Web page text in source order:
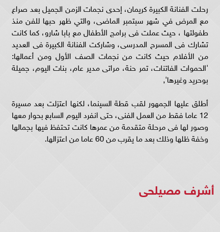
رحلت الفنانة الكبيرة كريمان، إحدى نجمات الزمن الجميل بعد صراع
مع المرض في شهر سبتمبر الماضى، والتي ظهر حبها للفن منذ
طفولتها ، حيث عملت فى برامج الأطفال مع بابا شارو، كما كانت
تشارك فى المسرح المدرسى، وشاركت الفنانة الكبيرة فى العديد
من الأفلام حيث كانت من نجمات الصف الأول ومن أعمالها:
'الحموات الفاتنات، تمر حنة، مراتى مدير عام، بنات اليوم، جميلة
بوحريد وغيرها',
أطلق عليها الجمهور لقب قطة السينما، لكنها اعتزلت بعد مسيرة
12 عاما فقط من العمل الفنى، حتى انفرد اليوم السابع بحوار معها
وصور لها فى مرحلة متقدمة من عمرها كانت تحتفظ فيها بجمالها
وخفة ظلها وذلك بعد ما يقرب من 60 عاما من اعتزالها.
أشرف مصيلحى